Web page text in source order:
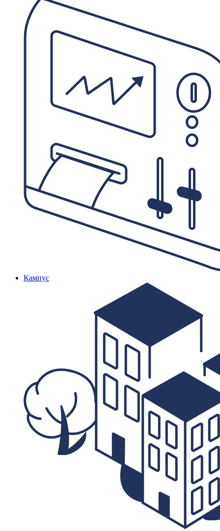
Кампус